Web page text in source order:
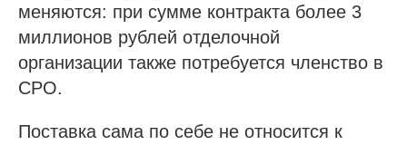
меняются: при сумме контракта более 3
миллионов рублей отделочной
организации также потребуется членство в
СРО.
Поставка сама по себе не относится к
Получить аккредитацию ФКР
Актуальные отборы ФКР в вашем регионе
Доп услуги